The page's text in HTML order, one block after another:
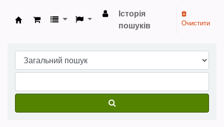
Бібліотека НТШ › Електронний каталог
Історія
пошуків
Очистити